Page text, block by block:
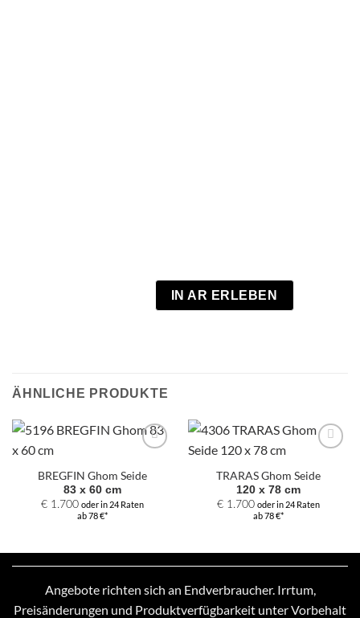
IN AR ERLEBEN
ÄHNLICHE PRODUKTE
Auswahl
hinzufügen
BREGFIN Ghom Seide
83 x 60 cm
€1.700 oder in 24 Raten
ab 78 €*
Auswahl
hinzufügen
TRARAS Ghom Seide
120 x 78 cm
€1.700 oder in 24 Raten
ab 78 €*
Angebote richten sich an Endverbraucher. Irrtum,
Preisänderungen und Produktverfügbarkeit unter Vorbehalt